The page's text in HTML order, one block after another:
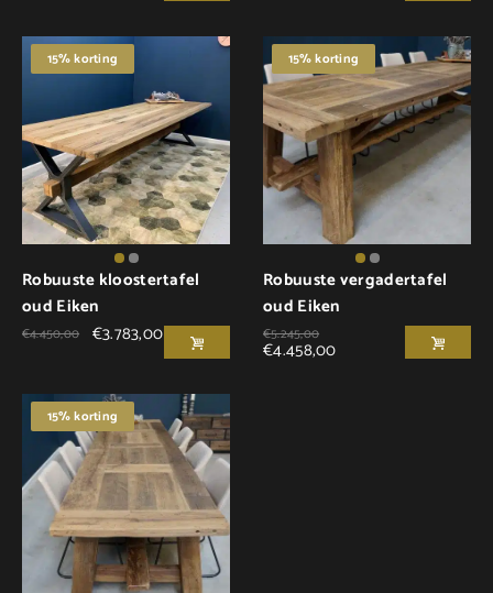
15% korting
Robuuste kloostertafel
oud Eiken
€4.450,00 €3.783,00
15% korting
Robuuste vergadertafel
oud Eiken
€5.245,00
€4.458,00
15% korting